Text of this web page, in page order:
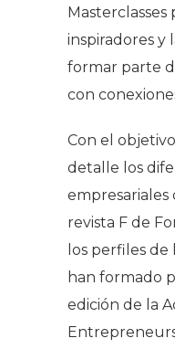
Masterclasses
inspiradores y
formar parte
con
Con el
detalle los
empresariales
revista F de
los perfiles de
han formado
edición de la